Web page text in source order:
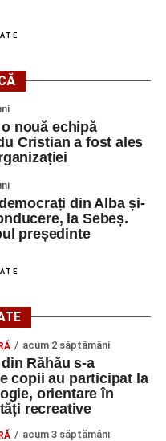
nouă echipă
Cristian a fost ales
din Alba și-
la Sebeș.
președinte
acum 2 săptămâni
Răhău s-a
copii au participat la
orientare în
recreative
acum 3 săptămâni